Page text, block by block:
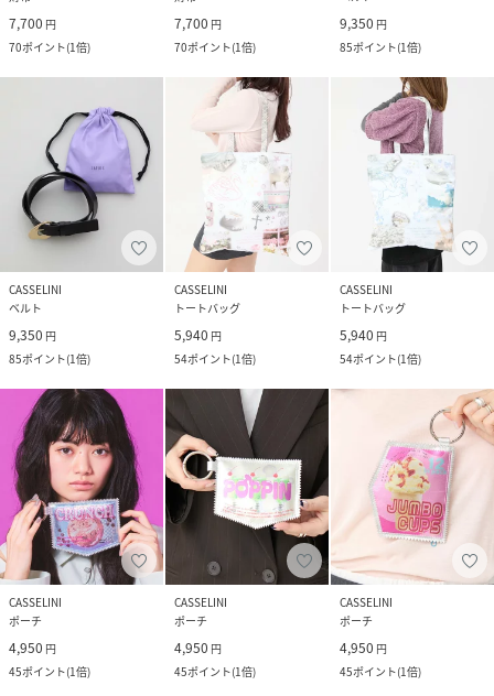
7,700 円
70ポイント(1倍)
7,700 円
70ポイント(1倍)
9,350 円
85ポイント(1倍)
CASSELINI
ベルト
9,350 円
85ポイント(1倍)
CASSELINI
トートバッグ
5,940 円
54ポイント(1倍)
CASSELINI
トートバッグ
5,940 円
54ポイント(1倍)
CASSELINI
ポーチ
4,950 円
45ポイント(1倍)
CASSELINI
ポーチ
4,950 円
45ポイント(1倍)
CASSELINI
ポーチ
4,950 円
45ポイント(1倍)